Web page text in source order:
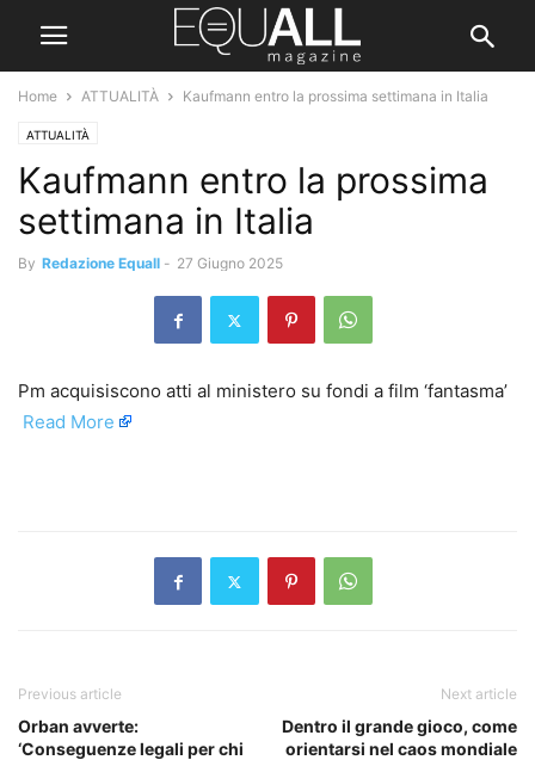
Home ATTUALITÀ Kaufmann entro la prossima settimana in Italia
ATTUALITÀ
Kaufmann entro la prossima
settimana in Italia
By Redazione Equall - 27 Giugno 2025
Pm acquisiscono atti al ministero su fondi a film ‘fantasma’ ​
Read More
Previous article
Orban avverte:
‘Conseguenze legali per chi
Next article
Dentro il grande gioco, come
orientarsi nel caos mondiale